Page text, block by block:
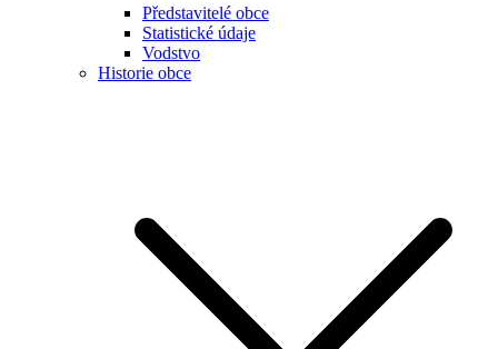
Představitelé obce
Statistické údaje
Vodstvo
Historie obce